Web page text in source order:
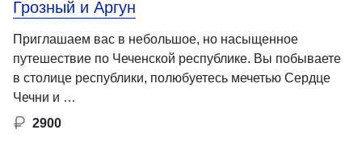
Грозный и Аргун
Приглашаем вас в небольшое, но насыщенное
путешествие по Чеченской республике. Вы побываете
в столице республики, полюбуетесь мечетью Сердце
Чечни и …
2900